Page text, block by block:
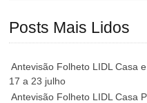
Posts Mais Lidos
Antevisão Folheto LIDL Casa
17 a 23 julho
Antevisão Folheto LIDL Casa